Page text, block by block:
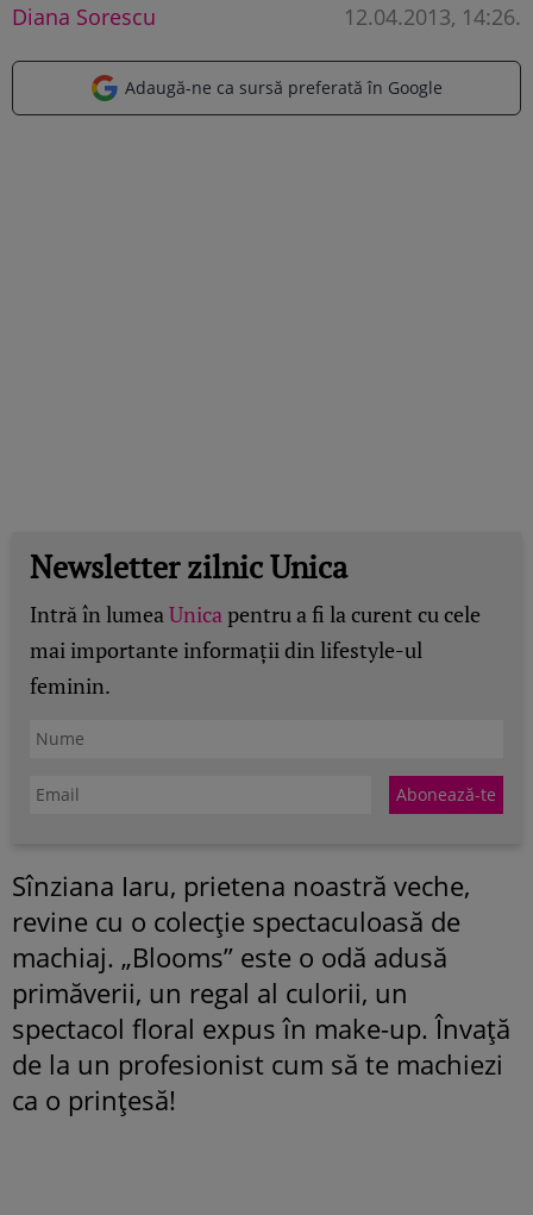
Diana Sorescu 12.04.2013, 14:26.
Adaugă-ne ca sursă preferată în Google
Newsletter zilnic Unica
Intră în lumeaUnicapentru a fi la curent cu cele
mai importante informații din lifestyle-ul
feminin.
Sînziana Iaru, prietena noastră veche,
revine cu o colecţie spectaculoasă de
machiaj. „Blooms” este o odă adusă
primăverii, un regal al culorii, un
spectacol floral expus în make-up. Învaţă
de la un profesionist cum să te machiezi
ca o prinţesă!